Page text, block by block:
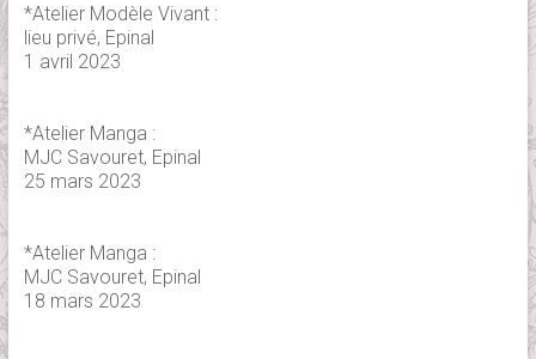
*Atelier Modèle Vivant :
lieu privé, Epinal
1 avril 2023
*Atelier Manga :
MJC Savouret, Epinal
25 mars 2023
*Atelier Manga :
MJC Savouret, Epinal
18 mars 2023